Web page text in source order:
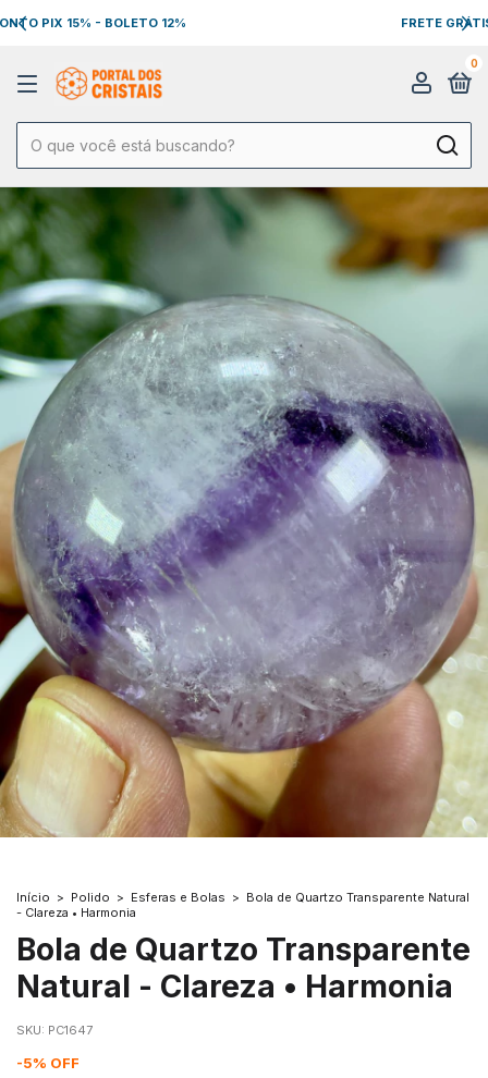
FRETE GRÁTIS NAS COMPRAS ACIMA DE R$ 199,00
0
Início > Polido > Esferas e Bolas > Bola de Quartzo Transparente Natural
- Clareza • Harmonia
Bola de Quartzo Transparente
Natural - Clareza • Harmonia
SKU: PC1647
-5% OFF